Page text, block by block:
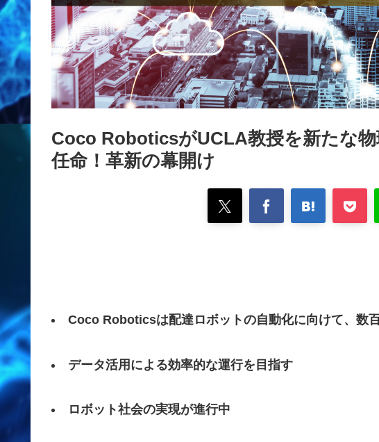
Coco RoboticsがUCLA教授を新たな
任命！革新の幕開け
Coco Roboticsは配達ロボットの自動化に向けて、数
データ活用による効率的な運行を目指す
ロボット社会の実現が進行中